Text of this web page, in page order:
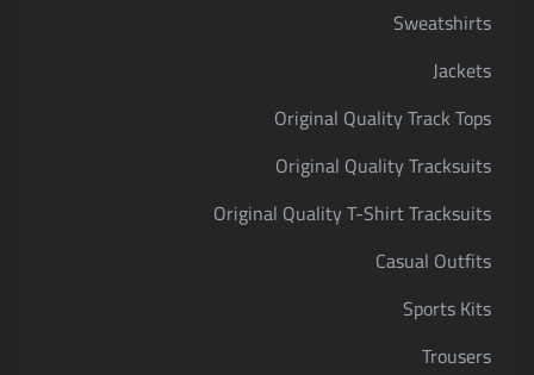
Sweatshirts
Jackets
Original Quality Track Tops
Original Quality Tracksuits
Original Quality T-Shirt Tracksuits
Casual Outfits
Sports Kits
Trousers